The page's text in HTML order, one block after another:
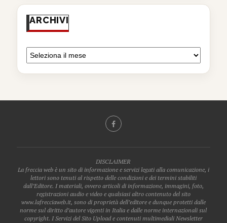
ARCHIVI
DISCLAIMER
La freccia web è un sito di informazione e servizi legati alla comunicazione, i
lettori sono tenuti al rispetto delle condizioni e dei termini stabiliti
dall’Editore. I materiali, ovvero articoli di informazione, immagini, foto,
registrazioni audio e video e qualsiasi altro contenuto del sito
www.lafrecciaweb.it, sono di proprietà dell’editore e dunque protetti dalle
norme sul diritto d’autore vigenti in Italia e dalle norme internazionali sul
copyright. I Servizi del Sito Upload e contenuti multimediali Newsletter